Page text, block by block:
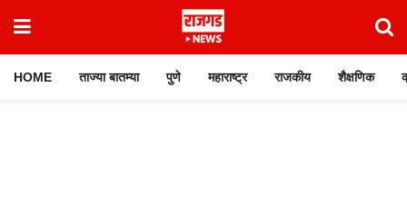
HOME ताज्या बातम्या पुणे महाराष्ट्र राजकीय शैक्षणिक